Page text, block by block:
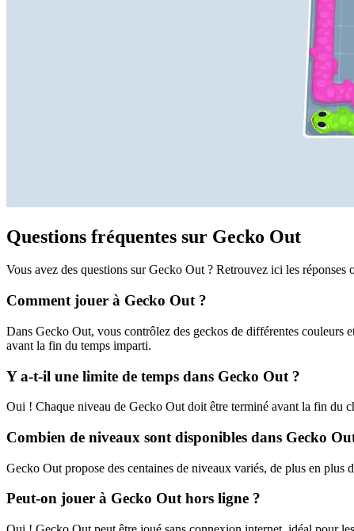
Questions fréquentes sur Gecko Out
Vous avez des questions sur Gecko Out ? Retrouvez ici les
Comment jouer à Gecko Out ?
Dans Gecko Out, vous contrôlez des geckos de différentes couleurs
avant la fin du temps imparti.
Y a-t-il une limite de temps dans Gecko Out ?
Oui ! Chaque niveau de Gecko Out doit être terminé avant la fin du
Combien de niveaux sont disponibles dans Gecko
Gecko Out propose des centaines de niveaux variés, de plus en
Peut-on jouer à Gecko Out hors ligne ?